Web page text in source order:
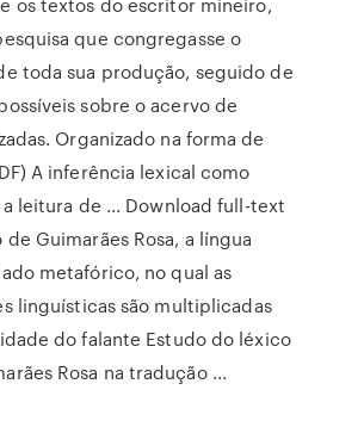
que congregasse o
toda sua produção, seguido de
sobre o acervo de
Organizado na forma de
A inferência lexical como
leitura de ... Download full-text
de Guimarães Rosa, a língua
metafórico, no qual as
linguísticas são multiplicadas
do falante Estudo do léxico
Rosa na tradução ...